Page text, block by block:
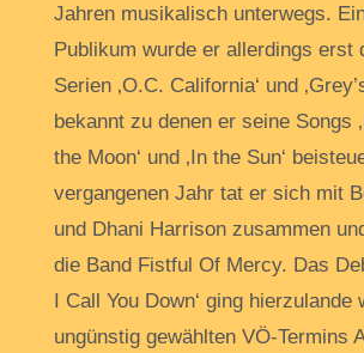
Jahren musikalisch unterwegs.
Publikum wurde er allerdings erst
Serien ‚O.C. California‘ und
bekannt zu denen er seine Songs
the Moon‘ und ‚In the Sun‘
vergangenen Jahr tat er sich mit
und Dhani Harrison zusammen
die Band Fistful Of Mercy. Das
I Call You Down‘ ging hierzulande
ungünstig gewählten VÖ-Termins